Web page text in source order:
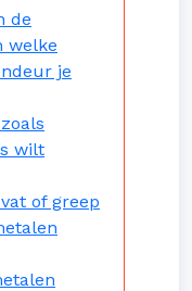
de
welke
je
wilt
of greep